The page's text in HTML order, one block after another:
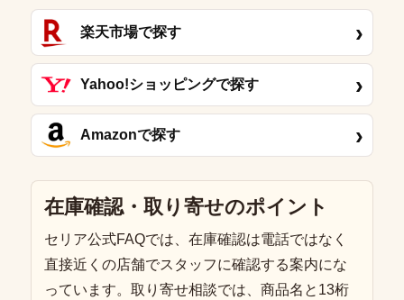
楽天市場で探す ›
Yahoo!ショッピングで探す ›
Amazonで探す ›
在庫確認・取り寄せのポイント
セリア公式FAQでは、在庫確認は電話ではなく
直接近くの店舗でスタッフに確認する案内にな
っています。取り寄せ相談では、商品名と13桁